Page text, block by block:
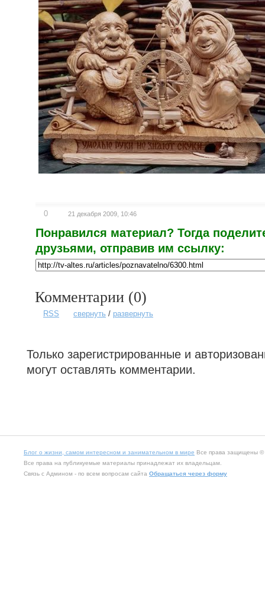
0 21 декабря 2009, 10:46
Понравился материал? Тогда
друзьями, отправив им ссылку:
Комментарии (0)
RSS свернуть / развернуть
Только зарегистрированные и
могут оставлять комментарии.
Блог о жизни, самом интересном и занимательном в мире Все права защищены ©
Все права на публикуемые материалы принадлежат их владельцам.
Связь с Админом - по всем вопросам сайта Обращаться через форму